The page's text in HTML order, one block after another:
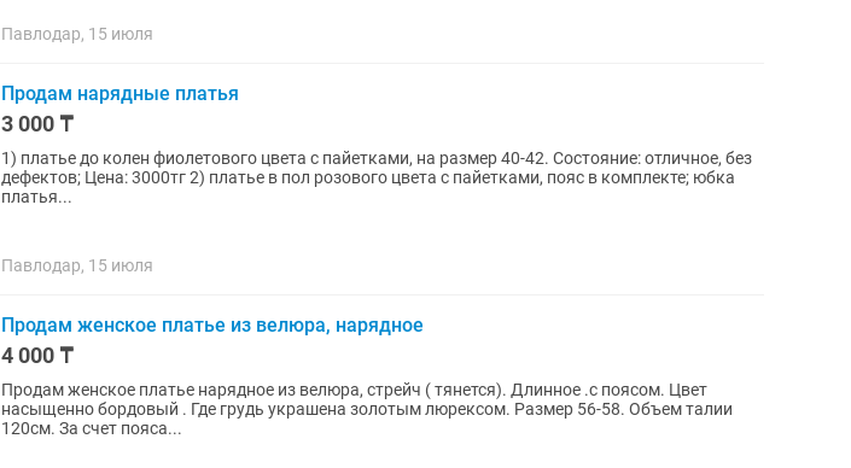
Павлодар, 15 июля
Продам нарядные платья
3 000 ₸
1) платье до колен фиолетового цвета с пайетками, на размер 40-42. Состояние: отличное, без
дефектов; Цена: 3000тг 2) платье в пол розового цвета с пайетками, пояс в комплекте; юбка
платья...
Павлодар, 15 июля
Продам женское платье из велюра, нарядное
4 000 ₸
Продам женское платье нарядное из велюра, стрейч ( тянется). Длинное .с поясом. Цвет
насыщенно бордовый . Где грудь украшена золотым люрексом. Размер 56-58. Объем талии
120см. За счет пояса...